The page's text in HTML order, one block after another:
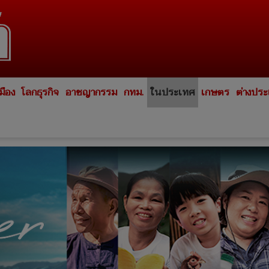
อง โลกธุรกิจ อาชญากรรม กทม. ในประเทศ เกษตร ต่างปร